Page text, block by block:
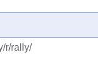
r/rally/